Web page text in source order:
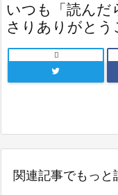
いつも「読んだ
さりありがとう

関連記事でもっと